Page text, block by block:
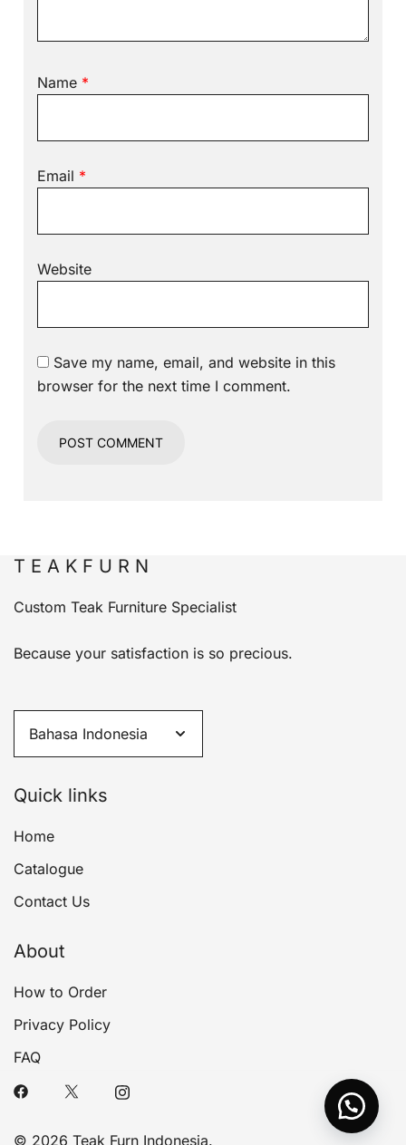
Name *
Email *
Website
Save my name, email, and website in this
browser for the next time I comment.
T E A K F U R N
Custom Teak Furniture Specialist
Because your satisfaction is so precious.
Quick links
Home
Catalogue
Contact Us
About
How to Order
Privacy Policy
FAQ
© 2026 Teak Furn Indonesia.